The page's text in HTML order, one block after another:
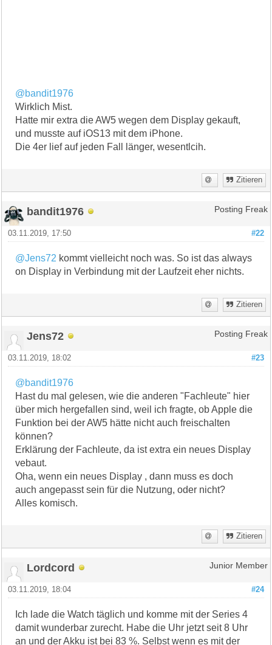
@bandit1976
Wirklich Mist.
Hatte mir extra die AW5 wegen dem Display gekauft,
und musste auf iOS13 mit dem iPhone.
Die 4er lief auf jeden Fall länger, wesentlcih.
Zitieren
bandit1976 Posting Freak
#22
03.11.2019, 17:50
@Jens72 kommt vielleicht noch was. So ist das always
on Display in Verbindung mit der Laufzeit eher nichts.
Zitieren
Jens72 Posting Freak
#23
03.11.2019, 18:02
@bandit1976
Hast du mal gelesen, wie die anderen "Fachleute" hier
über mich hergefallen sind, weil ich fragte, ob Apple die
Funktion bei der AW5 hätte nicht auch freischalten
können?
Erklärung der Fachleute, da ist extra ein neues Display
vebaut.
Oha, wenn ein neues Display , dann muss es doch
auch angepasst sein für die Nutzung, oder nicht?
Alles komisch.
Zitieren
Lordcord Junior Member
#24
03.11.2019, 18:04
Ich lade die Watch täglich und komme mit der Series 4
damit wunderbar zurecht. Habe die Uhr jetzt seit 8 Uhr
an und der Akku ist bei 83 %. Selbst wenn es mit der